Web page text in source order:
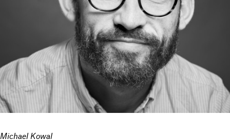
Michael Kowal